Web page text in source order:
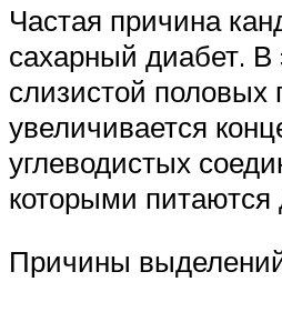
Частая причина
сахарный диабет. В
слизистой половых
увеличивается
углеводистых
которыми
Причины